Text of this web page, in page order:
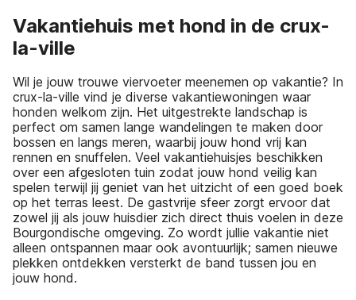
Vakantiehuis met hond in de crux-
la-ville
Wil je jouw trouwe viervoeter meenemen op vakantie? In
crux-la-ville vind je diverse vakantiewoningen waar
honden welkom zijn. Het uitgestrekte landschap is
perfect om samen lange wandelingen te maken door
bossen en langs meren, waarbij jouw hond vrij kan
rennen en snuffelen. Veel vakantiehuisjes beschikken
over een afgesloten tuin zodat jouw hond veilig kan
spelen terwijl jij geniet van het uitzicht of een goed boek
op het terras leest. De gastvrije sfeer zorgt ervoor dat
zowel jij als jouw huisdier zich direct thuis voelen in deze
Bourgondische omgeving. Zo wordt jullie vakantie niet
alleen ontspannen maar ook avontuurlijk; samen nieuwe
plekken ontdekken versterkt de band tussen jou en
jouw hond.